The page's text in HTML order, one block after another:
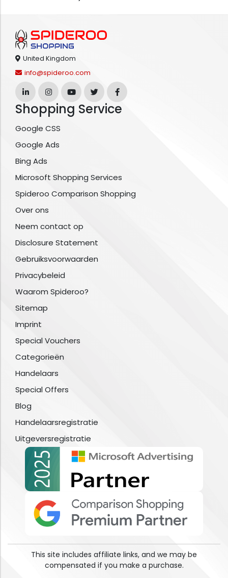
United Kingdom
info@spideroo.com
Shopping Service
Google CSS
Google Ads
Bing Ads
Microsoft Shopping Services
Spideroo Comparison Shopping
Over ons
Neem contact op
Disclosure Statement
Gebruiksvoorwaarden
Privacybeleid
Waarom Spideroo?
Sitemap
Imprint
Special Vouchers
Categorieën
Handelaars
Special Offers
Blog
Handelaarsregistratie
Uitgeversregistratie
This site includes affiliate links, and we may be
compensated if you make a purchase.